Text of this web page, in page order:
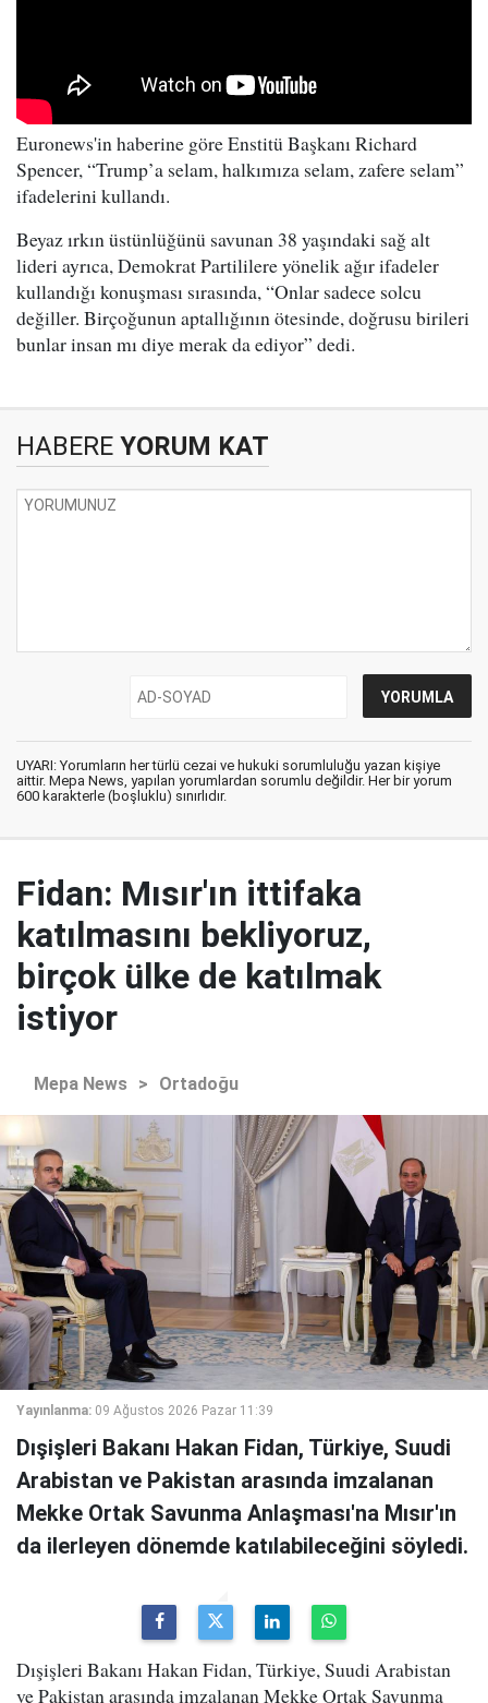
Euronews'in haberine göre Enstitü Başkanı Richard
Spencer, “Trump’a selam, halkımıza selam, zafere selam”
ifadelerini kullandı.
Beyaz ırkın üstünlüğünü savunan 38 yaşındaki sağ alt
lideri ayrıca, Demokrat Partililere yönelik ağır ifadeler
kullandığı konuşması sırasında, “Onlar sadece solcu
değiller. Birçoğunun aptallığının ötesinde, doğrusu birileri
bunlar insan mı diye merak da ediyor” dedi.
HABERE YORUM KAT
UYARI: Yorumların her türlü cezai ve hukuki sorumluluğu yazan kişiye
aittir. Mepa News, yapılan yorumlardan sorumlu değildir. Her bir yorum
600 karakterle (boşluklu) sınırlıdır.
Fidan: Mısır'ın ittifaka
katılmasını bekliyoruz,
birçok ülke de katılmak
istiyor
Mepa News > Ortadoğu
Yayınlanma: 09 Ağustos 2026 Pazar 11:39
Dışişleri Bakanı Hakan Fidan, Türkiye, Suudi
Arabistan ve Pakistan arasında imzalanan
Mekke Ortak Savunma Anlaşması'na Mısır'ın
da ilerleyen dönemde katılabileceğini söyledi.
Dışişleri Bakanı Hakan Fidan, Türkiye, Suudi Arabistan
ve Pakistan arasında imzalanan Mekke Ortak Savunma